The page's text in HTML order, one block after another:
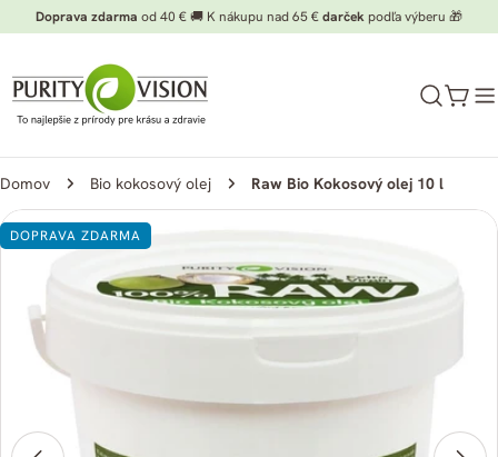
Preskočiť
obsah
Doprava zdarma od 40 € 🚚 K nákupu nad 65 €darčekpodľa výberu 🎁
Domov Bio kokosový olej Raw Bio Kokosový olej 10 l
DOPRAVA ZDARMA
Preskočiť
na
informácie
produkte